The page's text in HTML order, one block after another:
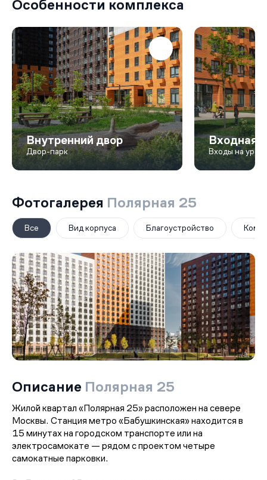
Особенности комплекса
Внутренний двор
Двор-парк
Входная
Входы на
Фотогалерея Полярная 25
Все Вид корпуса Благоустройство
Описание Полярная 25
Жилой квартал «Полярная 25» расположен на севере
Москвы. Станция метро «Бабушкинская» находится в
15 минутах на городском транспорте или на
электросамокате — рядом с проектом четыре
самокатные парковки.